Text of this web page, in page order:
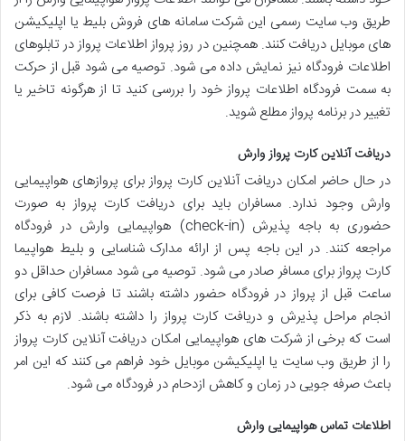
طریق وب سایت رسمی این شرکت سامانه های فروش بلیط یا اپلیکیشن
های موبایل دریافت کنند. همچنین در روز پرواز اطلاعات پرواز در تابلوهای
اطلاعات فرودگاه نیز نمایش داده می شود. توصیه می شود قبل از حرکت
به سمت فرودگاه اطلاعات پرواز خود را بررسی کنید تا از هرگونه تاخیر یا
تغییر در برنامه پرواز مطلع شوید.
دریافت آنلاین کارت پرواز وارش
در حال حاضر امکان دریافت آنلاین کارت پرواز برای پروازهای هواپیمایی
وارش وجود ندارد. مسافران باید برای دریافت کارت پرواز به صورت
حضوری به باجه پذیرش (check-in) هواپیمایی وارش در فرودگاه
مراجعه کنند. در این باجه پس از ارائه مدارک شناسایی و بلیط هواپیما
کارت پرواز برای مسافر صادر می شود. توصیه می شود مسافران حداقل دو
ساعت قبل از پرواز در فرودگاه حضور داشته باشند تا فرصت کافی برای
انجام مراحل پذیرش و دریافت کارت پرواز را داشته باشند. لازم به ذکر
است که برخی از شرکت های هواپیمایی امکان دریافت آنلاین کارت پرواز
را از طریق وب سایت یا اپلیکیشن موبایل خود فراهم می کنند که این امر
باعث صرفه جویی در زمان و کاهش ازدحام در فرودگاه می شود.
اطلاعات تماس هواپیمایی وارش